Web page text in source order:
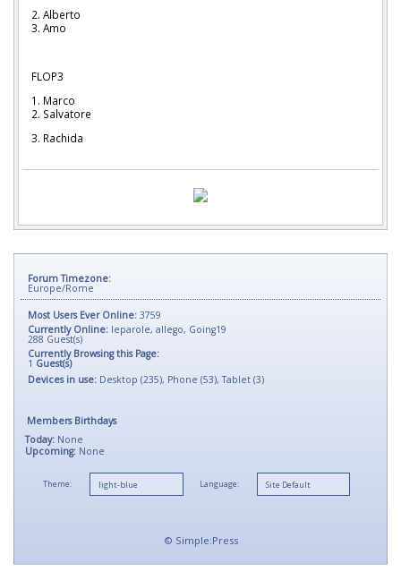
2. Alberto
3. Amo
FLOP3
1. Marco
2. Salvatore
3. Rachida
Forum Timezone:
Europe/Rome
Most Users Ever Online: 3759
Currently Online: leparole, allego, Going19
288 Guest(s)
Currently Browsing this Page:
1 Guest(s)
Devices in use: Desktop (235), Phone (53), Tablet (3)
Members Birthdays
Today: None
Upcoming: None
Theme: Language:
© Simple:Press